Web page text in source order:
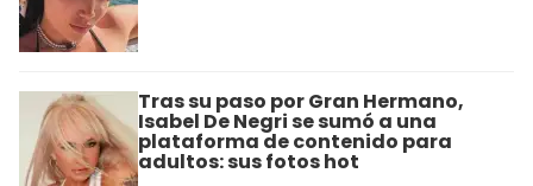
Tras su paso por Gran Hermano,
Isabel De Negri se sumó a una
plataforma de contenido para
adultos: sus fotos hot